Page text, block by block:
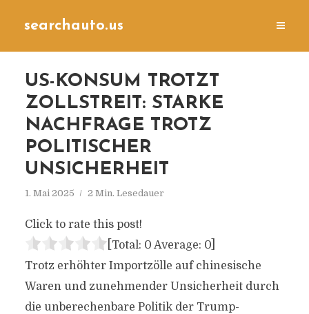
searchauto.us
US-KONSUM TROTZT
ZOLLSTREIT: STARKE
NACHFRAGE TROTZ
POLITISCHER
UNSICHERHEIT
1. Mai 2025 2 Min. Lesedauer
Click to rate this post!
[Total: 0 Average: 0]
Trotz erhöhter Importzölle auf chinesische
Waren und zunehmender Unsicherheit durch
die unberechenbare Politik der Trump-